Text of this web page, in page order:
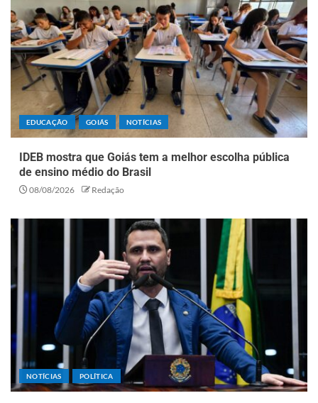
EDUCAÇÃO GOIÁS NOTÍCIAS
IDEB mostra que Goiás tem a melhor escolha pública
de ensino médio do Brasil
08/08/2026 Redação
NOTÍCIAS POLÍTICA